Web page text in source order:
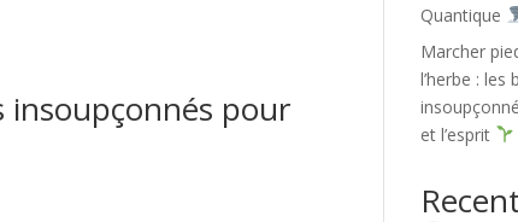
insoupçonnés pour
Quantique
Marcher
l’herbe : les
et l’esprit
Recent